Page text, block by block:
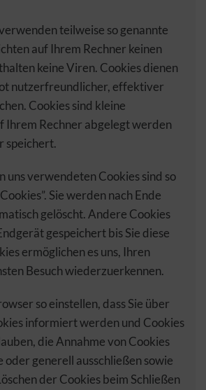
teilweise so genannte
auf Ihrem Rechner keinen
keine Viren. Cookies dienen
nutzerfreundlicher, effektiver
Cookies sind kleine
Ihrem Rechner abgelegt werden
speichert.
uns verwendeten Cookies sind so
Sie werden nach Ende
gelöscht. Andere Cookies
gespeichert bis Sie diese
ermöglichen es uns, Ihren
Besuch wiederzuerkennen.
so einstellen, dass Sie über
informiert werden und Cookies
die Annahme von Cookies
generell ausschließen sowie
der Cookies beim Schließen